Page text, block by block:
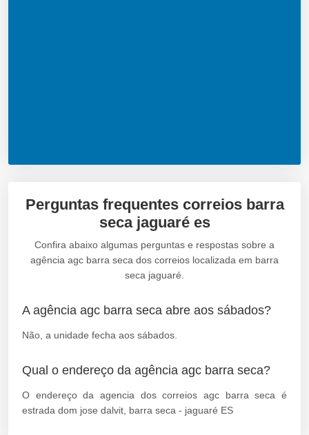
Perguntas frequentes correios barra
seca jaguaré es
Confira abaixo algumas perguntas e respostas sobre a
agência agc barra seca dos correios localizada em barra
seca jaguaré.
A agência agc barra seca abre aos sábados?
Não, a unidade fecha aos sábados.
Qual o endereço da agência agc barra seca?
O endereço da agencia dos correios agc barra seca é
estrada dom jose dalvit, barra seca - jaguaré ES